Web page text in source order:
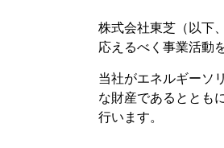
株式会社東芝（以下
応えるべく事業活動
当社がエネルギーソ
な財産であるととも
行います。